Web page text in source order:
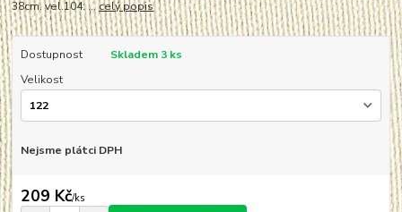
38cm. vel.104: ...celý popis
Dostupnost
Skladem 3 ks
Velikost
Nejsme plátci DPH
209 Kč/ks